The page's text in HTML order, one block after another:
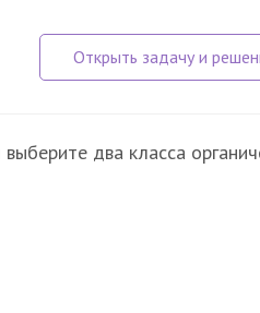
два класса